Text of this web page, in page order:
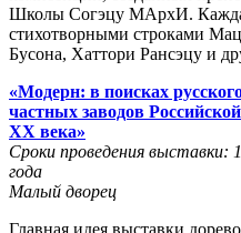
Школы Согэцу МАрхИ.
стихотворными строками
Бусона, Хаттори Рансэцу и
«Модерн: в поисках
частных заводов
XX века»
Сроки проведения выставки:
года
Малый дворец
Главная идея выставки